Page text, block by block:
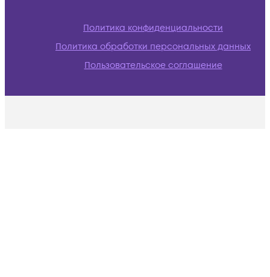
Политика конфиденциальности
Политика обработки персональных данных
Пользовательское соглашение